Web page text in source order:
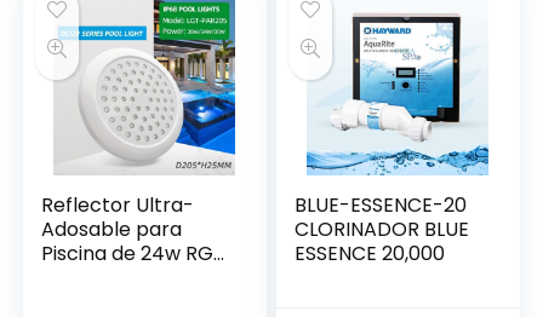
Reflector Ultra-
Adosable para
Piscina de 24w RGB
BLUE-ESSENCE-20
CLORINADOR BLUE
ESSENCE 20,000